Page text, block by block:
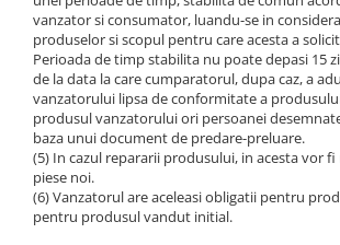
vanzator si consumator, luandu-se in
produselor si scopul pentru care acesta a
Perioada de timp stabilita nu poate depasi 15
de la data la care cumparatorul, dupa caz, a
vanzatorului lipsa de conformitate a
produsul vanzatorului ori persoanei
baza unui document de predare-preluare.
(5) In cazul repararii produsului, in acesta vor
piese noi.
(6) Vanzatorul are aceleasi obligatii pentru
pentru produsul vandut initial.